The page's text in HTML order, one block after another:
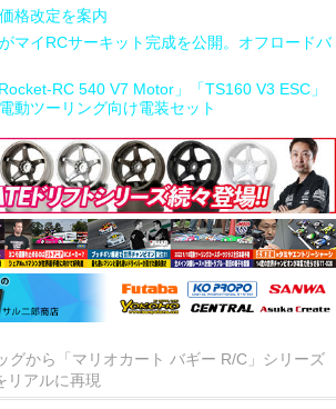
格改定を案内
マイRCサーキット完成を公開。オフロードバ
RC 540 V7 Motor」「TS160 V3 ESC」
動ツーリング向け電装セット
グから「マリオカート バギー R/C」シリーズ
リアルに再現